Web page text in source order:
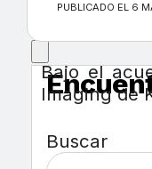
Buscar
PUBLICADO EL 6
Bajo el
Imaging de